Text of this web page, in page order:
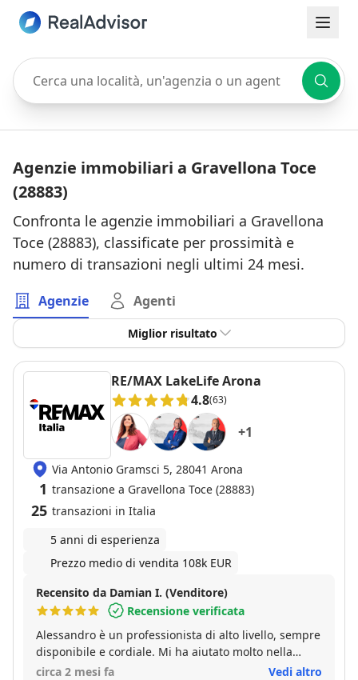
Cerca una località, un'agenzia o un agente
Agenzie immobiliari a Gravellona Toce
(28883)
Confronta le agenzie immobiliari a Gravellona
Toce (28883), classificate per prossimità e
numero di transazioni negli ultimi 24 mesi.
Agenzie Agenti
Miglior risultato
RE/MAX LakeLife Arona
4.8(63)
+1
Via Antonio Gramsci 5, 28041 Arona
1 transazione a Gravellona Toce (28883)
25 transazioni in Italia
5 anni di esperienza
Prezzo medio di vendita 108k EUR
Recensito da Damian I. (Venditore)
Recensione verificata
Alessandro è un professionista di alto livello, sempre
disponibile e cordiale. Mi ha aiutato molto nella
vendita della mia casa e sono molto contento del suo
circa 2 mesi fa Vedi altro